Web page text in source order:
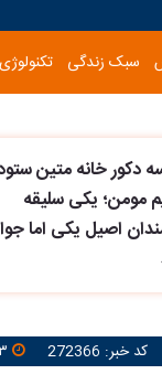
سبک زندگی تکنولوژی
دکور خانه متین
مومن؛ یکی سلیقه
اصیل یکی اما
کد خبر: 272366